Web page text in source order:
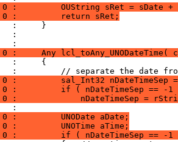
0 :         OUString sRet = sDate +
:         return sRet;
:
0 :     Any lcl_toAny_UNODateTime(
0 :         sal_Int32 nDateTimeSep
0 :         if ( nDateTimeSep == -1
0 :             nDateTimeSep =
:         UNODate aDate;
:         UNOTime aTime;
0 :         if ( nDateTimeSep == -1